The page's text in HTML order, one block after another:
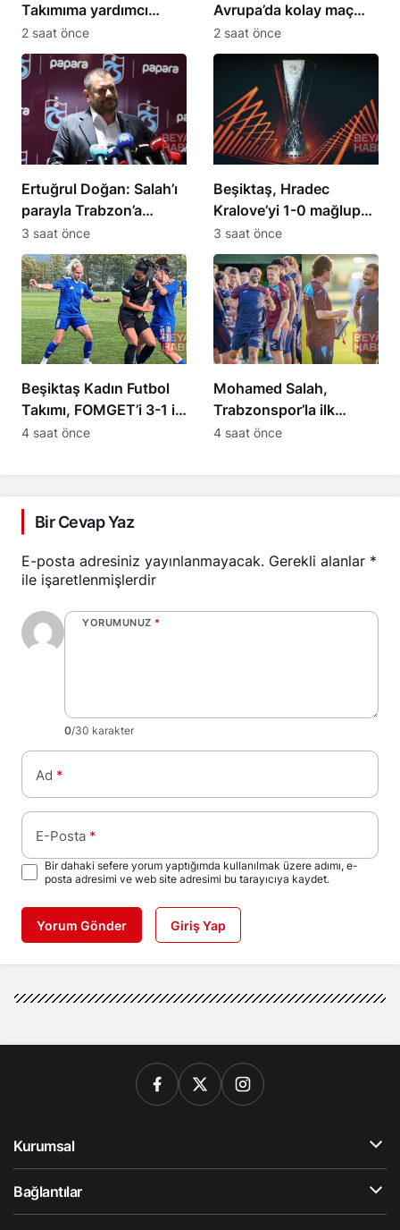
Takımıma yardımcı
olmak için elimden
geleni yapacağım
2 saat önce
Avrupa’da kolay maç
olmadığını gördük
2 saat önce
Ertuğrul Doğan: Salah’ı
parayla Trabzon’a
getiremezsiniz
3 saat önce
Beşiktaş, Hradec
Kralove’yi 1-0 mağlup
etti
3 saat önce
Beşiktaş Kadın Futbol
Takımı, FOMGET’i 3-1 ile
geçti
4 saat önce
Mohamed Salah,
Trabzonspor’la ilk
antrenmanına çıktı
4 saat önce
Bir Cevap Yaz
E-posta adresiniz yayınlanmayacak. Gerekli alanlar *
ile işaretlenmişlerdir
YORUMUNUZ *
0/30 karakter
Ad *
E-Posta *
Bir dahaki sefere yorum yaptığımda kullanılmak üzere adımı, e-
posta adresimi ve web site adresimi bu tarayıcıya kaydet.
Yorum Gönder Giriş Yap
Kurumsal
Bağlantılar